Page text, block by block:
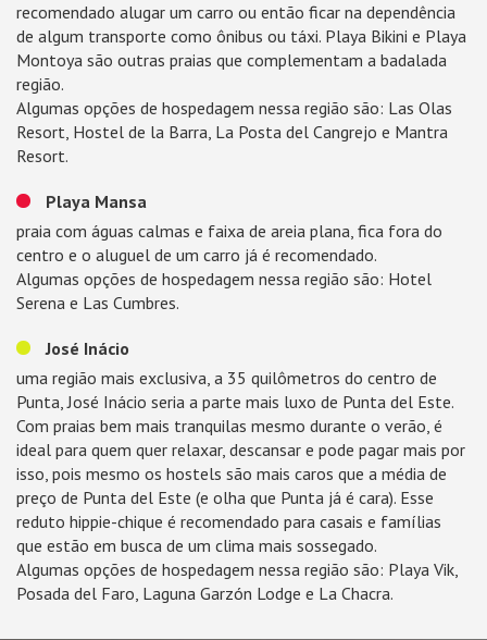
recomendado alugar um carro ou então ficar na dependência
de algum transporte como ônibus ou táxi. Playa Bikini e Playa
Montoya são outras praias que complementam a badalada
região.
Algumas opções de hospedagem nessa região são: Las Olas
Resort, Hostel de la Barra, La Posta del Cangrejo e Mantra
Resort.
Playa Mansa
praia com águas calmas e faixa de areia plana, fica fora do
centro e o aluguel de um carro já é recomendado.
Algumas opções de hospedagem nessa região são: Hotel
Serena e Las Cumbres.
José Inácio
uma região mais exclusiva, a 35 quilômetros do centro de
Punta, José Inácio seria a parte mais luxo de Punta del Este.
Com praias bem mais tranquilas mesmo durante o verão, é
ideal para quem quer relaxar, descansar e pode pagar mais por
isso, pois mesmo os hostels são mais caros que a média de
preço de Punta del Este (e olha que Punta já é cara). Esse
reduto hippie-chique é recomendado para casais e famílias
que estão em busca de um clima mais sossegado.
Algumas opções de hospedagem nessa região são: Playa Vik,
Posada del Faro, Laguna Garzón Lodge e La Chacra.